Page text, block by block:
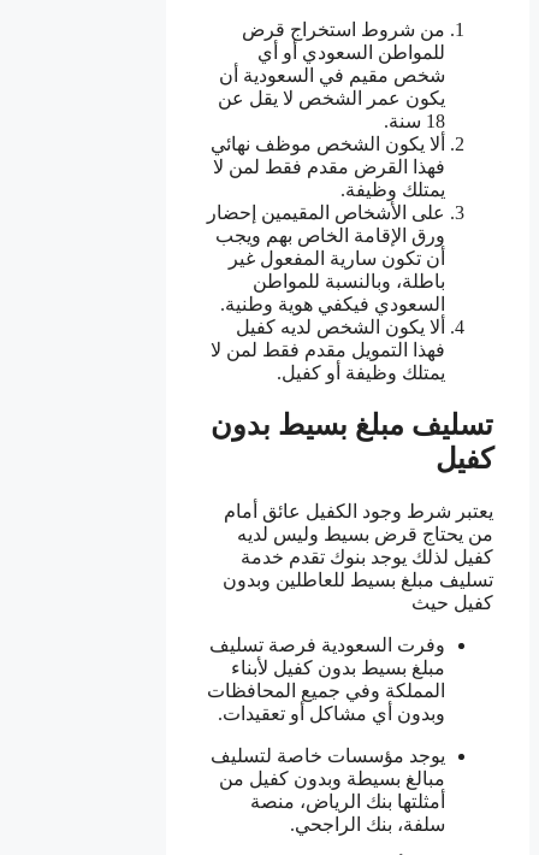
من شروط استخراج قرض
للمواطن السعودي أو أي
شخص مقيم في السعودية أن
يكون عمر الشخص لا يقل عن
18 سنة.
ألا يكون الشخص موظف نهائي
فهذا القرض مقدم فقط لمن لا
يمتلك وظيفة.
على الأشخاص المقيمين إحضار
ورق الإقامة الخاص بهم ويجب
أن تكون سارية المفعول غير
باطلة، وبالنسبة للمواطن
السعودي فيكفي هوية وطنية.
ألا يكون الشخص لديه كفيل
فهذا التمويل مقدم فقط لمن لا
يمتلك وظيفة أو كفيل.
تسليف مبلغ بسيط بدون
كفيل
يعتبر شرط وجود الكفيل عائق أمام
من يحتاج قرض بسيط وليس لديه
كفيل لذلك يوجد بنوك تقدم خدمة
تسليف مبلغ بسيط للعاطلين وبدون
كفيل حيث
وفرت السعودية فرصة تسليف
مبلغ بسيط بدون كفيل لأبناء
المملكة وفي جميع المحافظات
وبدون أي مشاكل أو تعقيدات.
يوجد مؤسسات خاصة لتسليف
مبالغ بسيطة وبدون كفيل من
أمثلتها بنك الرياض، منصة
سلفة، بنك الراجحي.